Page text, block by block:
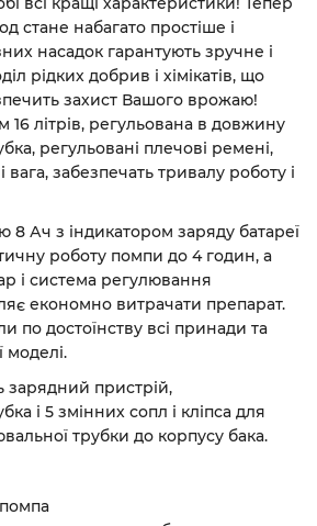
стане набагато простіше і
насадок гарантують зручне і
рідких добрив і хімікатів, що
захист Вашого врожаю!
16 літрів, регульована в довжину
регульовані плечові ремені,
вага, забезпечать тривалу роботу і
8 Ач з індикатором заряду батареї
роботу помпи до 4 годин, а
і система регулювання
економно витрачати препарат.
по достоїнству всі принади та
моделі.
зарядний пристрій,
і 5 змінних сопл і кліпса для
трубки до корпусу бака.